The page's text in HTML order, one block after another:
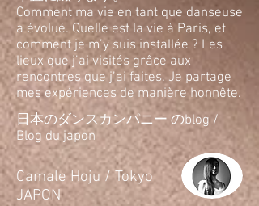
Comment ma vie en tant que danseuse
a évolué. Quelle est la vie à Paris, et
comment je m’y suis installée ? Les
lieux que j’ai visités grâce aux
rencontres que j’ai faites. Je partage
mes expériences de manière honnête.
日本のダンスカンパニー のblog /
Blog du japon
​Camale Hoju / Tokyo
JAPON